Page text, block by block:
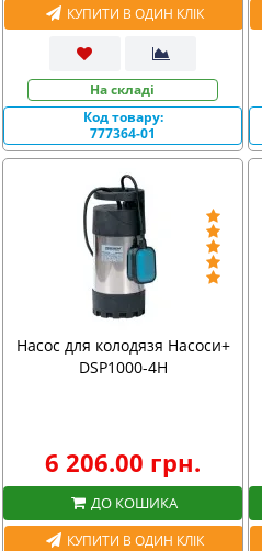
КУПИТИ В ОДИН КЛІК
На складі
Код товару:
777364-01
Насос для колодязя Насоси+
DSP1000-4H
6 206.00 грн.
ДО КОШИКА
КУПИТИ В ОДИН КЛІК